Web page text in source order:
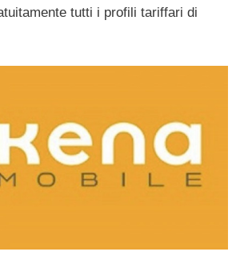
tutti i profili tariffari di